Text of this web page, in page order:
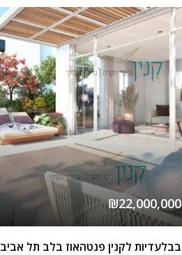
₪22,000,000
בבלעדיות לקנין פנטהאוז בלב תל אביב 300 מ”ר